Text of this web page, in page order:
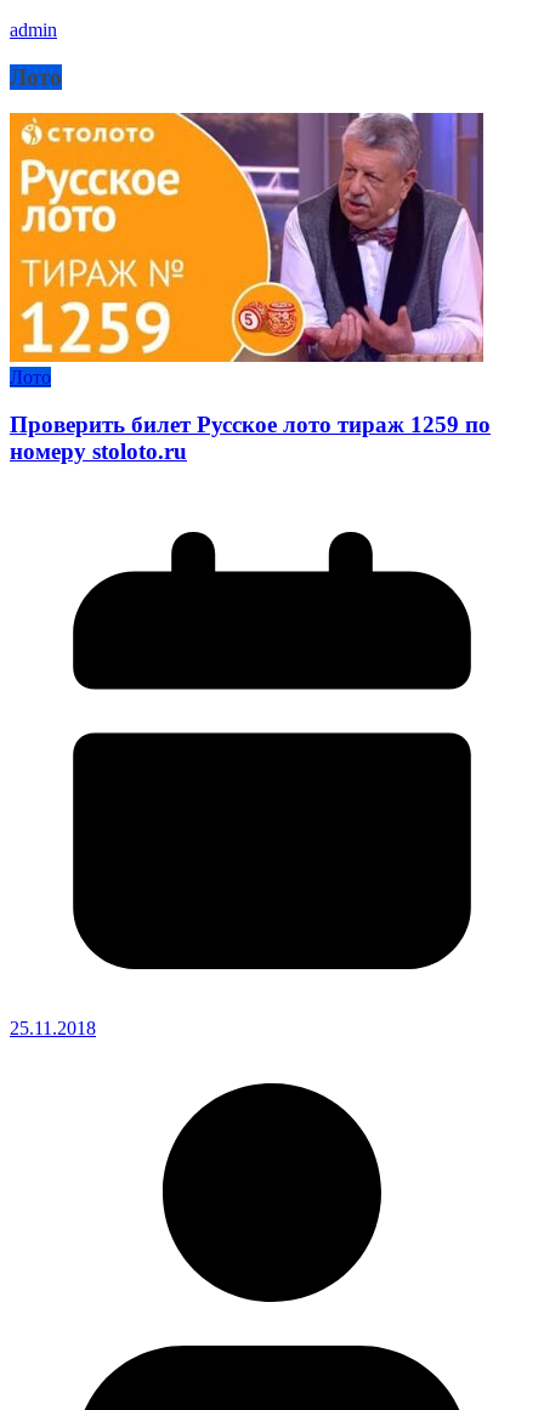
admin
Лото
Лото
Проверить билет Русское лото тираж 1259 по
номеру stoloto.ru
25.11.2018